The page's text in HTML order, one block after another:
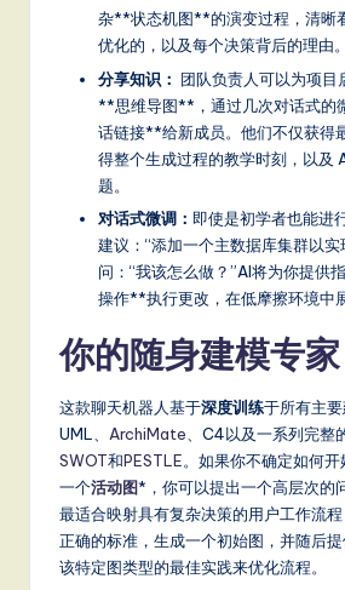
杂**状态机图**的演变过程，清晰
优化的，以及每个决策背后的理由。
分享知识： 团队负责人可以为项目
**思维导图**，通过几次对话式的
话链接**给新成员。他们不仅获得
得整个生成过程的教学时刻，以及
题。
对话式微调： 即使是初学者也能进
建议：“添加一个主数据库集群以实
问：“我该怎么做？”AI将为你提供
操作**执行更改，在低摩擦环境中
你的随身建模专家
这款聊天机器人基于深度训练于所有主
UML、 ArchiMate 、C4以及一系列完整
SWOT和PESTLE。如果你不确定如何开
一个活动图*，你可以提出一个高层次的
最适合映射具有复杂决策的用户工作流
正确的标准，生成一个初始图，并随后
该特定图类型的最佳实践来优化流程。